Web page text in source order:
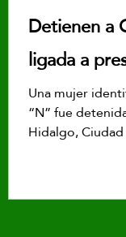
Detienen a
ligada a
en CDMX
Una mujer
“N” fue
Hidalgo,